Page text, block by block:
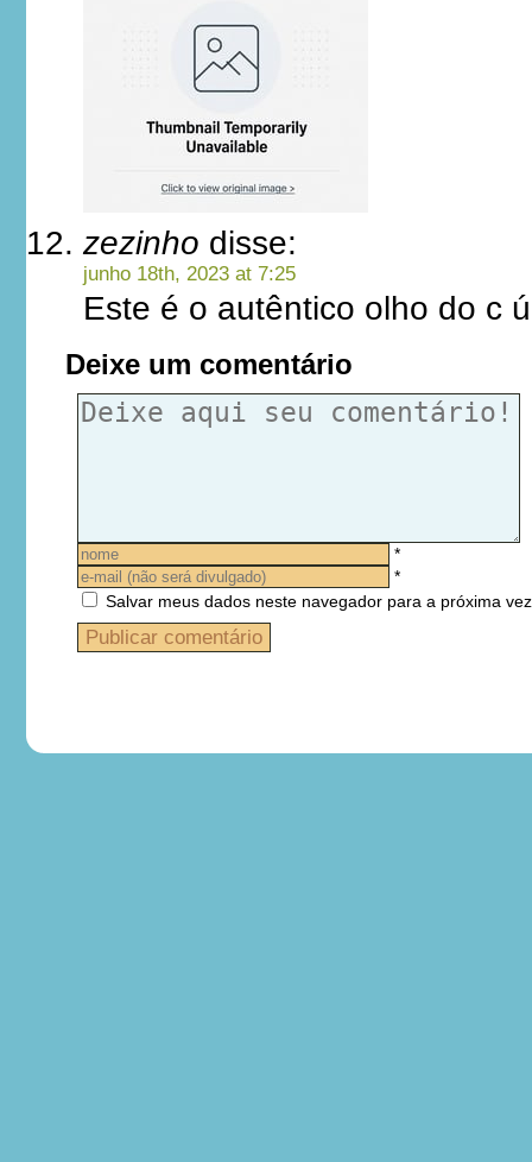
zezinho disse:
junho 18th, 2023 at 7:25
Este é o autêntico olho do c ú
Deixe um comentário
*
*
Salvar meus dados neste navegador para a próxima